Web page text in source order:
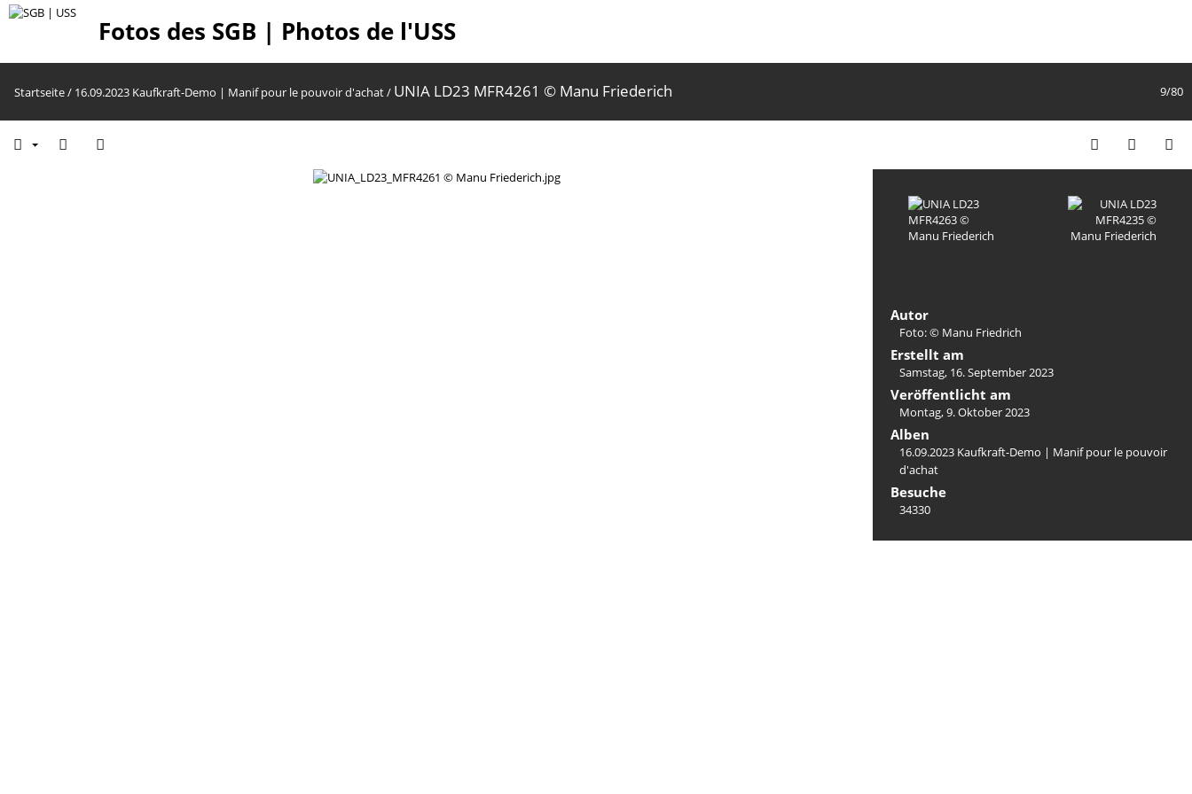
Fotos des SGB | Photos de l'USS
9/80
Startseite/ 16.09.2023 Kaufkraft-Demo | Manif pour le pouvoir d'achat/ UNIA LD23 MFR4261 © Manu Friederich
Autor
Foto: © Manu Friedrich
Erstellt am
Samstag, 16. September 2023
Veröffentlicht am
Montag, 9. Oktober 2023
Alben
16.09.2023 Kaufkraft-Demo | Manif pour le pouvoir
d'achat
Besuche
34330